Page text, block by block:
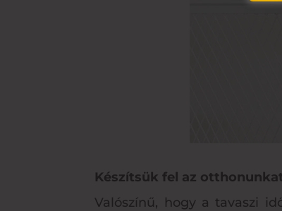
Készítsük fel az
Valószínű, hogy a tavaszi